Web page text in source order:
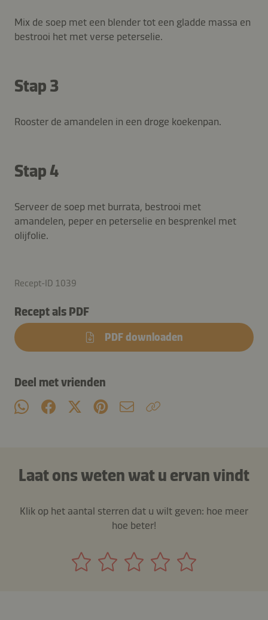
Mix de soep met een blender tot een gladde massa en
bestrooi het met verse peterselie.
Stap 3
Rooster de amandelen in een droge koekenpan.
Stap 4
Serveer de soep met burrata, bestrooi met
amandelen, peper en peterselie en besprenkel met
olijfolie.
Recept-ID 1039
Recept als PDF
PDF downloaden
Deel met vrienden
Laat ons weten wat u ervan vindt
Klik op het aantal sterren dat u wilt geven: hoe meer
hoe beter!